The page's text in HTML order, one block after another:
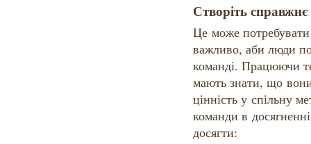
Створіть
Це може потребувати
важливо, аби люди
команді. Працюючи
мають знати, що
цінність у спільну
команди в
досягти: